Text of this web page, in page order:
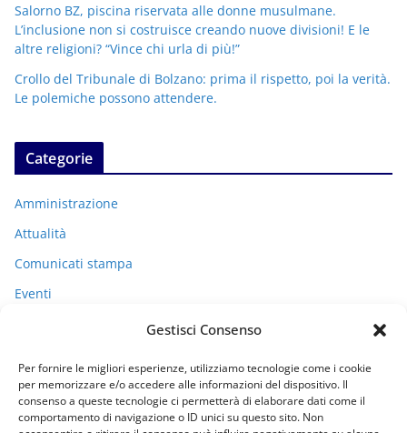
Gestisci Consenso
Per fornire le migliori esperienze, utilizziamo tecnologie come i cookie
per memorizzare e/o accedere alle informazioni del dispositivo. Il
consenso a queste tecnologie ci permetterà di elaborare dati come il
comportamento di navigazione o ID unici su questo sito. Non
Salorno BZ, piscina riservata alle donne musulmane.
L’inclusione non si costruisce creando nuove divisioni! E le
altre religioni? “Vince chi urla di più!”
Crollo del Tribunale di Bolzano: prima il rispetto, poi la verità.
Le polemiche possono attendere.
Categorie
Amministrazione
Attualità
Comunicati stampa
Eventi
Uncategorized